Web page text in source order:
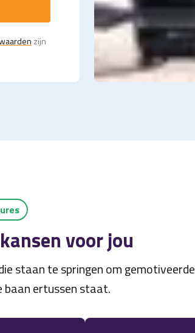
zijn
voor jou
staan te springen om gemotiveerde
baan ertussen staat.